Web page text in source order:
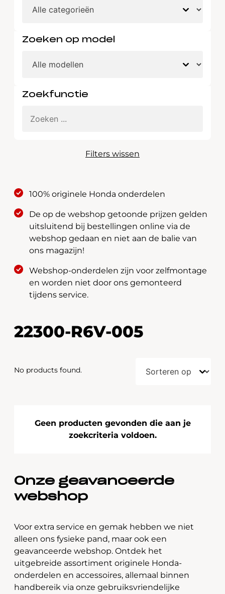
Zoeken op model
Zoekfunctie
Filters wissen
100% originele Honda onderdelen
De op de webshop getoonde prijzen gelden
uitsluitend bij bestellingen online via de
webshop gedaan en niet aan de balie van
ons magazijn!
Webshop-onderdelen zijn voor zelfmontage
en worden niet door ons gemonteerd
tijdens service.
22300-R6V-005
No products found.
Geen producten gevonden die aan je
zoekcriteria voldoen.
Onze geavanceerde
webshop
Voor extra service en gemak hebben we niet
alleen ons fysieke pand, maar ook een
geavanceerde webshop. Ontdek het
uitgebreide assortiment originele Honda-
onderdelen en accessoires, allemaal binnen
handbereik via onze gebruiksvriendelijke